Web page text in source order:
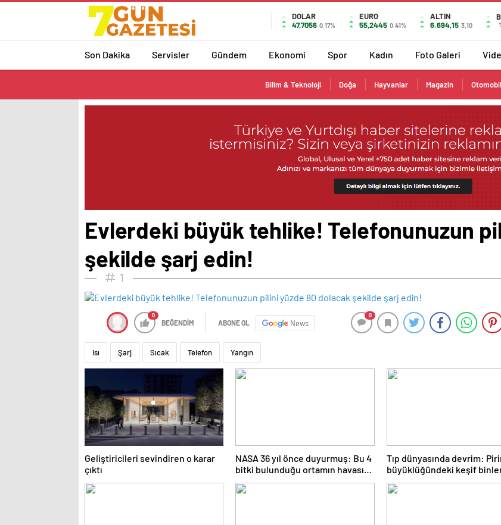
DOLAR
47,7056 0.17%
EURO
55,2445 0.41%
ALTIN
6.694,15 3,10
Son Dakika Servisler Gündem Ekonomi Spor Kadın Foto Galeri
Bilim & Teknoloji Doğa Hayvanlar Magazin Otomobil
Evlerdeki büyük tehlike! Telefonunuzun
şekilde şarj edin!
1
0
BEĞENDİM ABONE OL News
0
Isı Şarj Sıcak Telefon Yangın
Geliştiricileri sevindiren o karar
çıktı
NASA 36 yıl önce duyurmuş: Bu 4
bitki bulunduğu ortamın havasını
temizliyor
Tıp dünyasında devrim:
büyüklüğündeki keşif
bebeğin hayatını